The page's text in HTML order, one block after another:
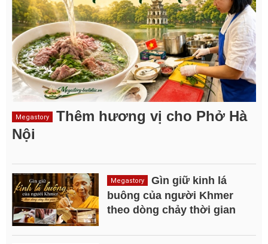
Megastory
Thêm hương vị cho Phở Hà
Nội
Megastory
Gìn giữ kinh lá
buông của người Khmer
theo dòng chảy thời gian